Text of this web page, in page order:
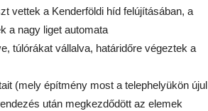
vettek a Kenderföldi híd felújításában, a
a nagy liget automata
túlórákat vállalva, határidőre végeztek a
(mely építmény most a telephelyükön újul
után megkezdődött az elemek